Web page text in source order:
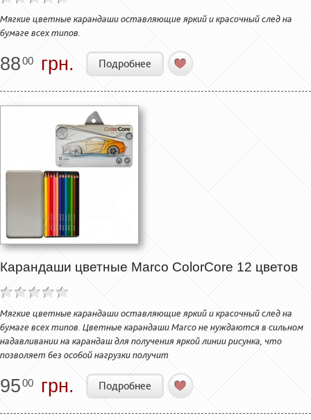
Мягкие цветные карандаши оставляющие яркий и красочный след на
бумаге всех типов.
8800 грн. Подробнее
Карандаши цветные Marco ColorCore 12 цветов
Мягкие цветные карандаши оставляющие яркий и красочный след на
бумаге всех типов. Цветные карандаши Marco не нуждаются в сильном
надавливании на карандаш для получения яркой линии рисунка, что
позволяет без особой нагрузки получит
9500 грн. Подробнее